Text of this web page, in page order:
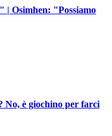
Osimhen: "Possiamo
è giochino per farci